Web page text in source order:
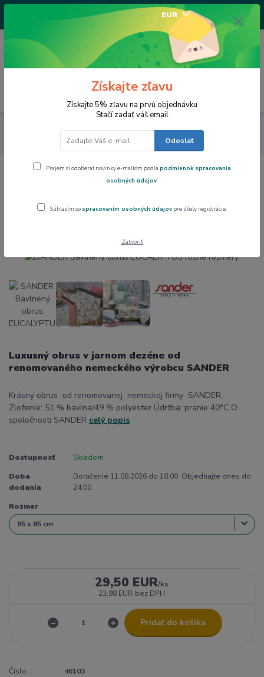
EUR
/Po-Pi 9-17 hod/
0,00 EUR
Dom a byt
SANDER Bavlnený obrus EUCALYPTUS rôzne
SANDER Bavlnený obrus EUCALYPTUS
Luxusný obrus v jarnom dezéne od
renomovaného nemeckého výrobcu SANDER
Krásny obrus od renomovanej nemeckej firmy SANDER.
Zloženie: 51 % bavlna/49 % polyester Údržba: pranie 40°C O
spoločnosti SANDER celý popis
Dostupnosť Skladom
Doba
dodania
Doručenie 11.08.2026 do 18:00. Objednajte dnes do
24:00
Rozmer
29,50 EUR/ks
23,98 EUR bez DPH
Pridať do košíka
Číslo
46103
Získajte zľavu
Získajte 5% zľavu na prvú objednávku
Stačí zadať váš email
Odoslať
Prajem si odoberať novinky e-mailom podľa podmienok spracovania
osobných údajov.
Súhlasím so spracovaním osobných údajov pre účely registrácie.
Zatvoriť